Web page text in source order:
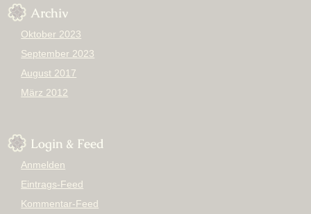
Archiv
Oktober 2023
September 2023
August 2017
März 2012
Login & Feed
Anmelden
Eintrags-Feed
Kommentar-Feed